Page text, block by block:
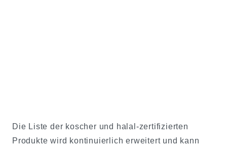
Die Liste der koscher und halal-zertifizierten
Produkte wird kontinuierlich erweitert und kann